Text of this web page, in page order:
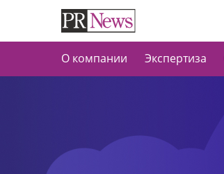
О компании Экспертиза